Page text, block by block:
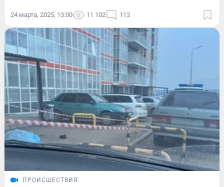
24 марта, 2025, 13:00 11 102 113
ПРОИСШЕСТВИЯ